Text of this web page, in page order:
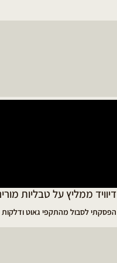
מוריה ממליצה
פיתרון מעולה לאמהות ולחיזוק הגוף